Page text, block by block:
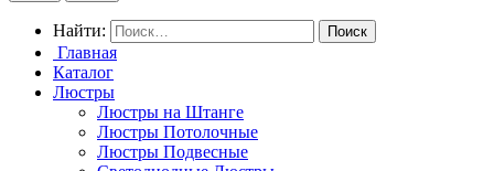
Найти:
Главная
Каталог
Люстры
Люстры на Штанге
Люстры Потолочные
Люстры Подвесные